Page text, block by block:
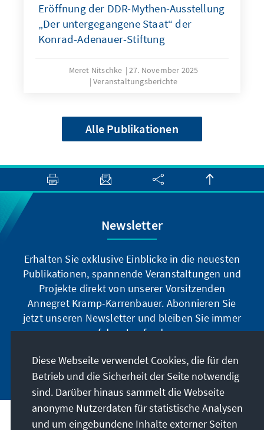
Eröffnung der DDR-Mythen-Ausstellung
„Der untergegangene Staat“ der
Konrad-Adenauer-Stiftung
Meret Nitschke
27. November 2025
Veranstaltungsberichte
Alle Publikationen
Newsletter
Erhalten Sie exklusive Einblicke in die neuesten
Publikationen, spannende Veranstaltungen und
Projekte direkt von unserer Vorsitzenden
Annegret Kramp-Karrenbauer. Abonnieren Sie
jetzt unseren Newsletter und bleiben Sie immer
auf dem Laufenden.
Jetzt abonnieren
Unser Auftrag
Diese Webseite verwendet Cookies, die für den
Betrieb und die Sicherheit der Seite notwendig
sind. Darüber hinaus sammelt die Webseite
anonyme Nutzerdaten für statistische Analysen
und um eingebundene Inhalte externer Seiten